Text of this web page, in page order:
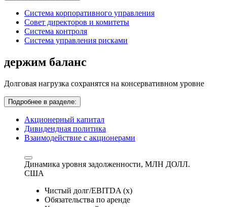
Система корпоративного управления
Совет директоров и комитеты
Система контроля
Система управления рисками
держим баланс
Долговая нагрузка сохранятся на консервативном уровне
Подробнее в разделе:
Акционерный капитал
Дивидендная политика
Взаимодействие с акционерами
Динамика уровня задолженности, МЛН ДОЛЛ.
США
Чистый долг/EBITDA (x)
Обязательства по аренде